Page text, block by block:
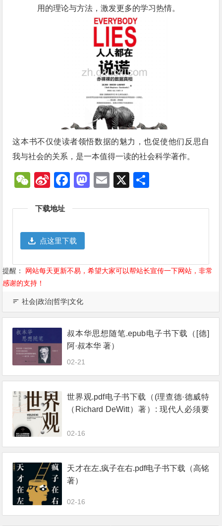
用的理论与方法，激发更多的学习热情。
这本书不仅使读者领悟数据的魅力，也促使他们反思自
我与社会的关系，是一本值得一读的社会科学著作。
WeChat
SinaFacebook
Mastodon
Email
X
下载地址
点这里下载
提醒：
网站每天更新不易，希望大家可以帮站长宣传一下网站，非常
感谢的支持！
社会|政治|哲学|文化
叔本华思想随笔.epub电子书下载（[德]
阿·叔本华 著）
02-21
世界观.pdf电子书下载（(理查德·德威特
（Richard DeWitt）著）: 现代人必须要
02-16
天才在左,疯子在右.pdf电子书下载（高铭
著）
02-16